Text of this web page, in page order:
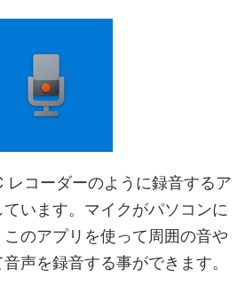
コーダーのように録音するア
います。マイクがパソコンに
のアプリを使って周囲の音や
声を録音する事ができます。